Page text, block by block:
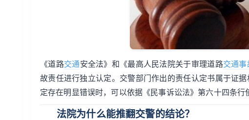
《道路交通安全法》和《最高人民法院关于审理道路交通事
故责任进行独立认定。交警部门作出的责任认定书属于证
定存在明显错误时，可以依据《民事诉讼法》第六十四条行
法院为什么能推翻交警的结论？